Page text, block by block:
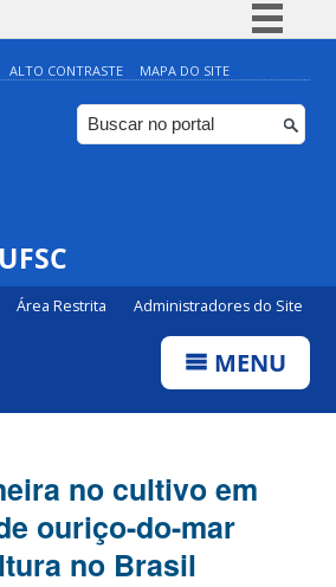
Simplifique!
Comunica BR
Participe
ALTO CONTRASTE MAPA DO SITE
Área Restrita Administradores do Site
MENU
no cultivo em
ouriço-do-mar
no Brasil